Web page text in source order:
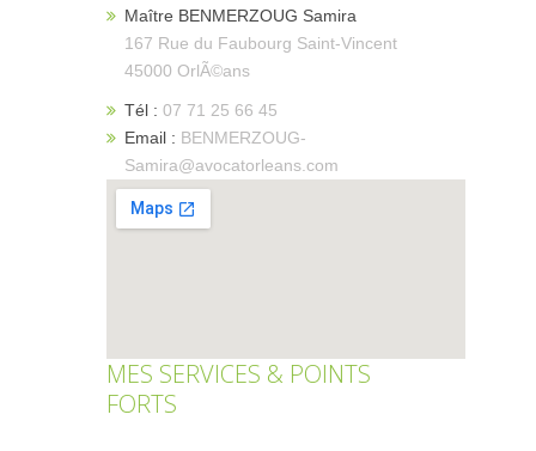
Maître BENMERZOUG Samira
167 Rue du Faubourg Saint-Vincent
45000 OrlÃ©ans
Tél : 07 71 25 66 45
Email : BENMERZOUG-
Samira@avocatorleans.com
MES SERVICES & POINTS
FORTS